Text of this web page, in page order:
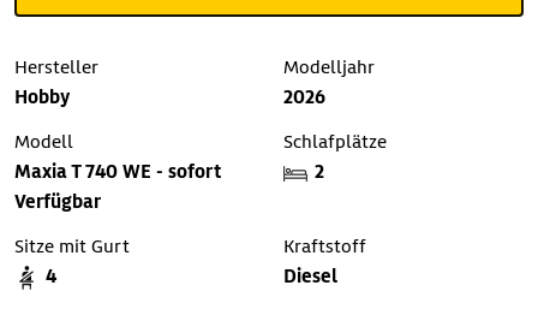
Hersteller
Hobby
Modelljahr
2026
Modell
Maxia T 740 WE - sofort
Verfügbar
Schlafplätze
2
Sitze mit Gurt
4
Kraftstoff
Diesel